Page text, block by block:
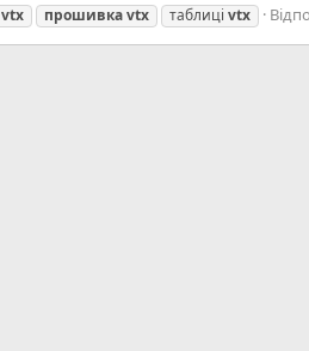
vtx прошивкаvtx таблиці vtx